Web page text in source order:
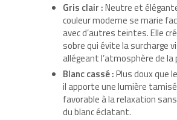
Gris clair :Neutre et
couleur moderne se marie
avec d’autres teintes. Elle
sobre qui évite la surcharge
allégeant l’atmosphère de la
Blanc cassé :Plus doux que
il apporte une lumière
favorable à la relaxation
du blanc éclatant.